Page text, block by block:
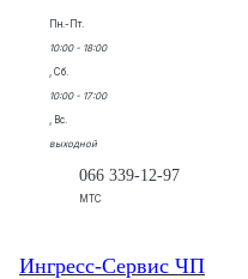
Пн.-Пт.
10:00 - 18:00
, Сб.
10:00 - 17:00
, Вс.
выходной
066 339-12-97
МТС
Ингресс-Сервис ЧП